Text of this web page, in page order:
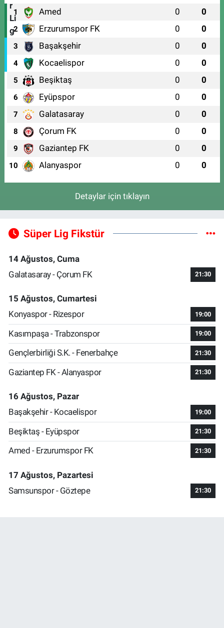
1 Amed 0 0
2 Erzurumspor FK 0 0
3 Başakşehir 0 0
4 Kocaelispor 0 0
5 Beşiktaş 0 0
6 Eyüpspor 0 0
7 Galatasaray 0 0
8 Çorum FK 0 0
9 Gaziantep FK 0 0
10 Alanyaspor 0 0
Detaylar için tıklayın
Süper Lig Fikstür
14 Ağustos, Cuma
Galatasaray - Çorum FK
21:30
15 Ağustos, Cumartesi
Konyaspor - Rizespor
19:00
Kasımpaşa - Trabzonspor 19:00
Gençlerbirliği S.K. - Fenerbahçe 21:30
Gaziantep FK - Alanyaspor 21:30
16 Ağustos, Pazar
Başakşehir - Kocaelispor
19:00
Beşiktaş - Eyüpspor 21:30
Amed - Erzurumspor FK 21:30
17 Ağustos, Pazartesi
Samsunspor - Göztepe
21:30